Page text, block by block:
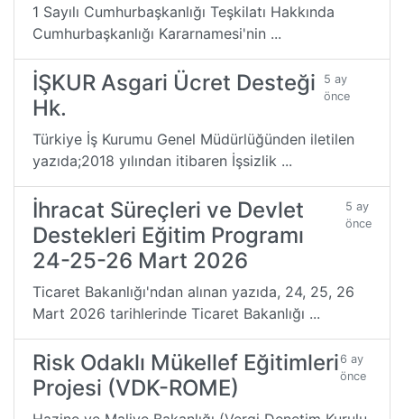
1 Sayılı Cumhurbaşkanlığı Teşkilatı Hakkında
Cumhurbaşkanlığı Kararnamesi'nin ...
İŞKUR Asgari Ücret Desteği
Hk.
5 ay
önce
Türkiye İş Kurumu Genel Müdürlüğünden iletilen
yazıda;2018 yılından itibaren İşsizlik ...
İhracat Süreçleri ve Devlet
Destekleri Eğitim Programı
24-25-26 Mart 2026
5 ay
önce
Ticaret Bakanlığı'ndan alınan yazıda, 24, 25, 26
Mart 2026 tarihlerinde Ticaret Bakanlığı ...
Risk Odaklı Mükellef Eğitimleri
Projesi (VDK-ROME)
6 ay
önce